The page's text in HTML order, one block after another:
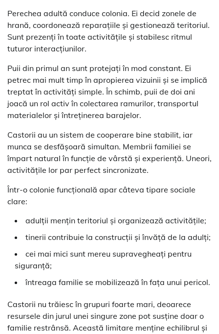
Perechea adultă conduce colonia. Ei decid zonele de
hrană, coordonează reparațiile și gestionează teritoriul.
Sunt prezenți în toate activitățile și stabilesc ritmul
tuturor interacțiunilor.
Puii din primul an sunt protejați în mod constant. Ei
petrec mai mult timp în apropierea vizuinii și se implică
treptat în activități simple. În schimb, puii de doi ani
joacă un rol activ în colectarea ramurilor, transportul
materialelor și întreținerea barajelor.
Castorii au un sistem de cooperare bine stabilit, iar
munca se desfășoară simultan. Membrii familiei se
împart natural în funcție de vârstă și experiență. Uneori,
activitățile lor par perfect sincronizate.
Într-o colonie funcțională apar câteva tipare sociale
clare:
adulții mențin teritoriul și organizează activitățile;
tinerii contribuie la construcții și învăță de la adulți;
cei mai mici sunt mereu supravegheați pentru
siguranță;
întreaga familie se mobilizează în fața unui pericol.
Castorii nu trăiesc în grupuri foarte mari, deoarece
resursele din jurul unei singure zone pot susține doar o
familie restrânsă. Această limitare menține echilibrul și